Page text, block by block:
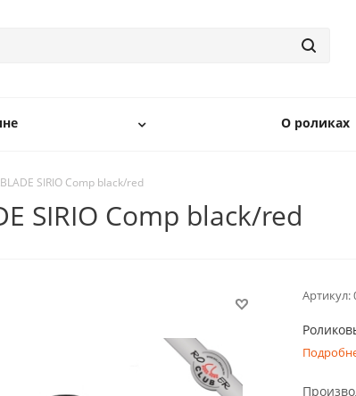
О роликах
SIRIO Comp black/red
SIRIO Comp black/red
Артикул: